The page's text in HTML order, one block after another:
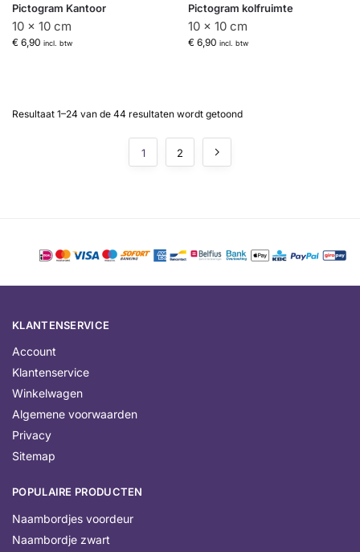
Pictogram Kantoor
10 x 10 cm
€ 6,90 incl. btw
Pictogram kolfruimte
10 x 10 cm
€ 6,90 incl. btw
Resultaat 1–24 van de 44 resultaten wordt getoond
1 2
KLANTENSERVICE
Account
Klantenservice
Winkelwagen
Algemene voorwaarden
Privacy
Sitemap
POPULAIRE PRODUCTEN
Naambordjes voordeur
Naambordje zwart